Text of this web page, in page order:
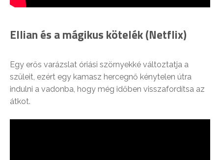
Ellian és a mágikus kötelék (Netflix)
Egy erős varázslat óriási szörnyekké változtatja a
szüleit, ezért egy kamasz hercegnő kénytelen útra
indulni a vadonba, hogy még időben visszafordítsa az
átkot.